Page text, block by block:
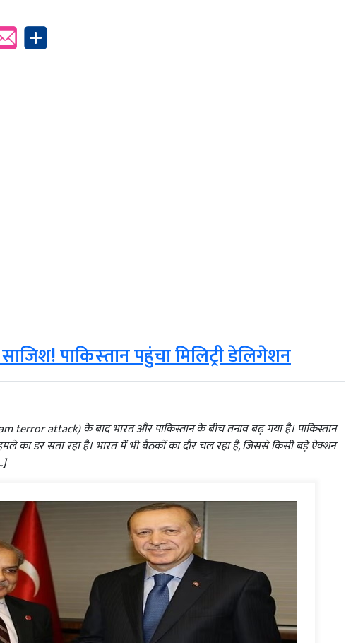
पाकिस्‍तान पहुंचा मिलिट्री डेलिगेशन
terror attack) के बाद भारत और पाकिस्तान के बीच तनाव बढ़ गया है। पाकिस्तान
का डर सता रहा है। भारत में भी बैठकों का दौर चल रहा है, जिससे किसी बड़े ऐक्शन